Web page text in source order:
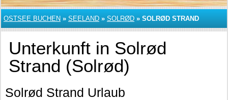
OSTSEE BUCHEN » SEELAND » SOLRØD » SOLRØD STRAND
Unterkunft in Solrød
Strand (Solrød)
Solrød Strand Urlaub